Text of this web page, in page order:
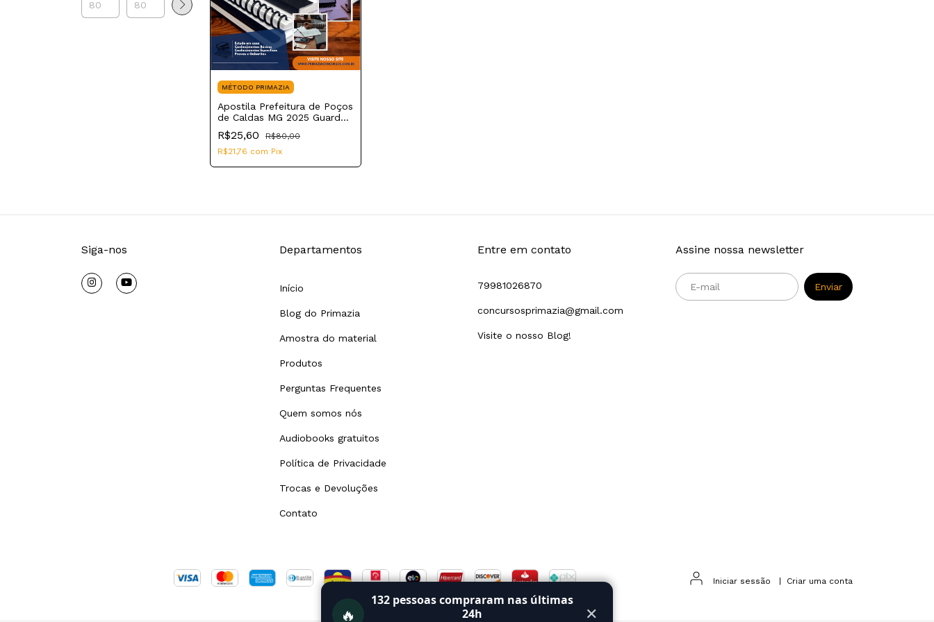
MÉTODO PRIMAZIA
Apostila Prefeitura de Poços
de Caldas MG 2025 Guarda
Civil Municipal
R$25,60
R$80,00
R$21,76 com Pix
Siga-nos Departamentos
Início
Blog do Primazia
Amostra do material
Produtos
Perguntas Frequentes
Quem somos nós
Audiobooks gratuitos
Política de Privacidade
Trocas e Devoluções
Contato
Entre em contato
79981026870
concursosprimazia@gmail.com
Visite o nosso Blog!
Assine nossa newsletter
Iniciar sessão | Criar uma conta
🔥
132 pessoas compraram nas últimas
24h
✕